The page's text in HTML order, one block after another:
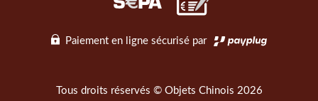
Paiement en ligne sécurisé par
Tous droits réservés © Objets Chinois 2026